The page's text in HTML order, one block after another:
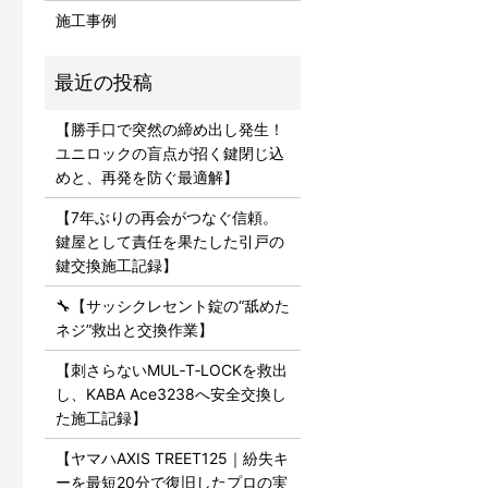
施工事例
【勝手口で突然の締め出し発生！
ユニロックの盲点が招く鍵閉じ込
めと、再発を防ぐ最適解】
【7年ぶりの再会がつなぐ信頼。
鍵屋として責任を果たした引戸の
鍵交換施工記録】
🔧【サッシクレセント錠の“舐めた
ネジ”救出と交換作業】
【刺さらないMUL‑T‑LOCKを救出
し、KABA Ace3238へ安全交換し
た施工記録】
【ヤマハAXIS TREET125｜紛失キ
ーを最短20分で復旧したプロの実